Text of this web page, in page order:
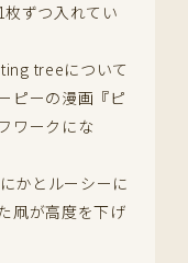
ずつ入れてい
treeについて
ピーの漫画『ピ
ワークにな
かとルーシーに
凧が高度を下げ